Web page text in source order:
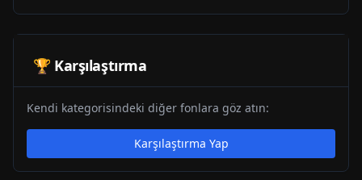
🏆 Karşılaştırma
Kendi kategorisindeki diğer fonlara göz atın:
Karşılaştırma Yap